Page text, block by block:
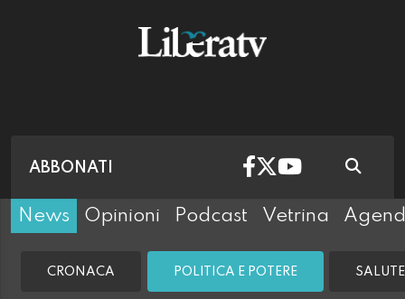
ABBONATI
News Opinioni Podcast Vetrina
CRONACA POLITICA E POTERE